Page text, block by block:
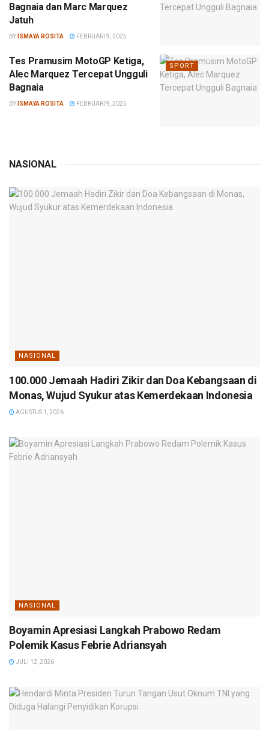
Bagnaia dan Marc Marquez
Jatuh
BY ISMAYA ROSITA FEBRUARI 9, 2025
SPORT
Tes Pramusim MotoGP Ketiga,
Alec Marquez Tercepat Ungguli
Bagnaia
BY ISMAYA ROSITA FEBRUARI 9, 2025
NASIONAL
NASIONAL
100.000 Jemaah Hadiri Zikir dan Doa Kebangsaan di
Monas, Wujud Syukur atas Kemerdekaan Indonesia
AGUSTUS 1, 2026
NASIONAL
Boyamin Apresiasi Langkah Prabowo Redam
Polemik Kasus Febrie Adriansyah
JULI 12, 2026